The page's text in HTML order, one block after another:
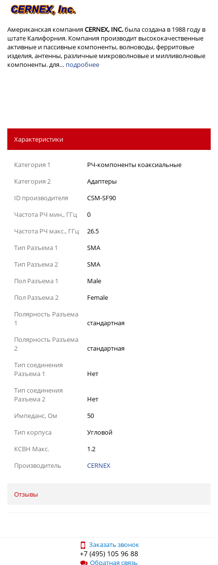
Американская компанияCERNEX, INC.была создана в 1988 году в
штате Калифорния. Компания производит высококачественные
активные и пассивные компоненты, волноводы, ферритовые
изделия, антенны, различные микроволновые и милливолновые
компоненты. для… подробнее
Характеристики
Категория 1
РЧ-компоненты коаксиальные
Категория 2
Адаптеры
ID производителя
CSM-SF90
Частота РЧ мин., ГГц
0
Частота РЧ макс., ГГц
26.5
Тип Разъема 1
SMA
Тип Разъема 2
SMA
Пол Разъема 1
Male
Пол Разъема 2
Female
Полярность Разъема
1
стандартная
Полярность Разъема
2
стандартная
Тип соединения
Разъема 1
Нет
Тип соединения
Разъема 2
Нет
Импеданс, Ом
50
Тип корпуса
Угловой
КСВН Макс.
1.2
Производитель
CERNEX
Отзывы
Заказать звонок
+7 (495) 105 96 88
Обратная связь